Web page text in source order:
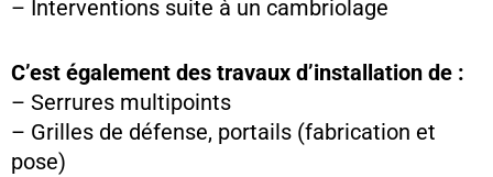
– Interventions suite à un cambriolage
C’est également des travaux d’installation de :
– Serrures multipoints
– Grilles de défense, portails (fabrication et
pose)